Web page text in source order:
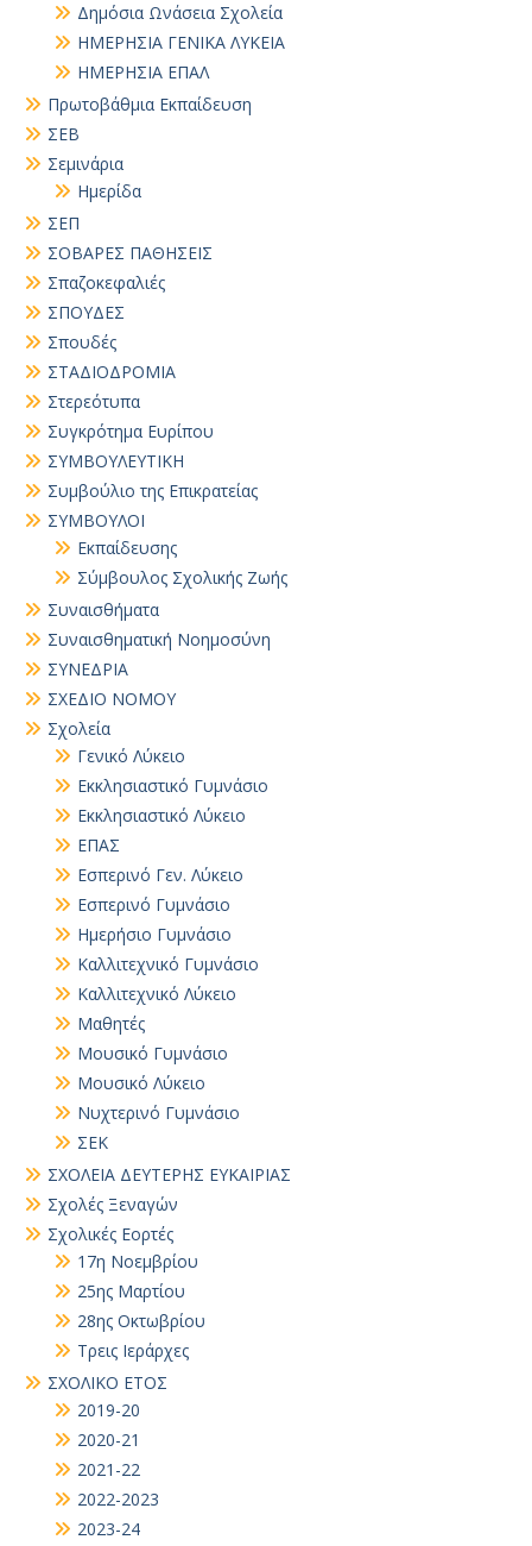
Δημόσια Ωνάσεια Σχολεία
ΗΜΕΡΗΣΙΑ ΓΕΝΙΚΑ ΛΥΚΕΙΑ
ΗΜΕΡΗΣΙΑ ΕΠΑΛ
Πρωτοβάθμια Εκπαίδευση
ΣΕΒ
Σεμινάρια
Ημερίδα
ΣΕΠ
ΣΟΒΑΡΕΣ ΠΑΘΗΣΕΙΣ
Σπαζοκεφαλιές
ΣΠΟΥΔΕΣ
Σπουδές
ΣΤΑΔΙΟΔΡΟΜΙΑ
Στερεότυπα
Συγκρότημα Ευρίπου
ΣΥΜΒΟΥΛΕΥΤΙΚΗ
Συμβούλιο της Επικρατείας
ΣΥΜΒΟΥΛΟΙ
Εκπαίδευσης
Σύμβουλος Σχολικής Ζωής
Συναισθήματα
Συναισθηματική Νοημοσύνη
ΣΥΝΕΔΡΙΑ
ΣΧΕΔΙΟ ΝΟΜΟΥ
Σχολεία
Γενικό Λύκειο
Εκκλησιαστικό Γυμνάσιο
Εκκλησιαστικό Λύκειο
ΕΠΑΣ
Εσπερινό Γεν. Λύκειο
Εσπερινό Γυμνάσιο
Ημερήσιο Γυμνάσιο
Καλλιτεχνικό Γυμνάσιο
Καλλιτεχνικό Λύκειο
Μαθητές
Μουσικό Γυμνάσιο
Μουσικό Λύκειο
Νυχτερινό Γυμνάσιο
ΣΕΚ
ΣΧΟΛΕΙΑ ΔΕΥΤΕΡΗΣ ΕΥΚΑΙΡΙΑΣ
Σχολές Ξεναγών
Σχολικές Εορτές
17η Νοεμβρίου
25ης Μαρτίου
28ης Οκτωβρίου
Τρεις Ιεράρχες
ΣΧΟΛΙΚΟ ΕΤΟΣ
2019-20
2020-21
2021-22
2022-2023
2023-24